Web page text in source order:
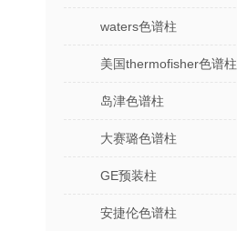
waters色谱柱
美国thermofisher色谱柱
岛津色谱柱
大赛璐色谱柱
GE预装柱
安捷伦色谱柱